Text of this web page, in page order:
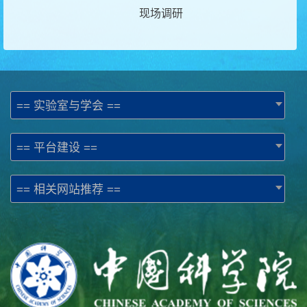
现场调研
== 实验室与学会 ==
== 平台建设 ==
== 相关网站推荐 ==